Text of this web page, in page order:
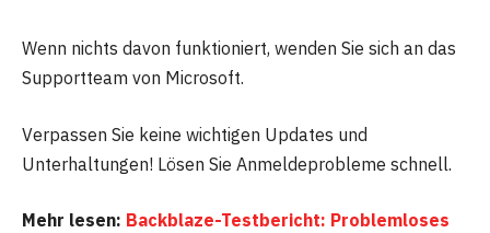
Wenn nichts davon funktioniert, wenden Sie sich an das
Supportteam von Microsoft.
Verpassen Sie keine wichtigen Updates und
Unterhaltungen! Lösen Sie Anmeldeprobleme schnell.
Mehr lesen: Backblaze-Testbericht: Problemloses